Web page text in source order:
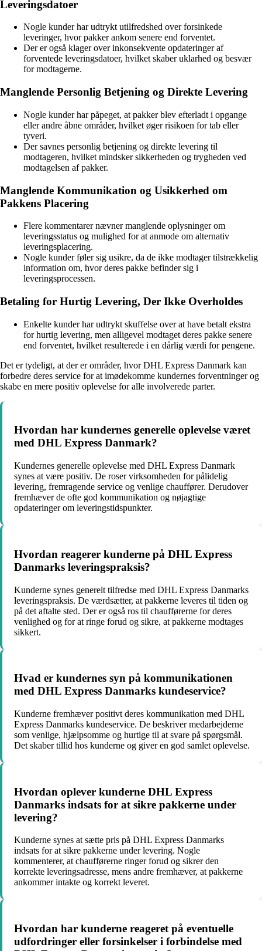
Leveringsdatoer
Nogle kunder har udtrykt utilfredshed over forsinkede
leveringer, hvor pakker ankom senere end forventet.
Der er også klager over inkonsekvente opdateringer af
forventede leveringsdatoer, hvilket skaber uklarhed og besvær
for modtagerne.
Manglende Personlig Betjening og Direkte Levering
Nogle kunder har påpeget, at pakker blev efterladt i opgange
eller andre åbne områder, hvilket øger risikoen for tab eller
tyveri.
Der savnes personlig betjening og direkte levering til
modtageren, hvilket mindsker sikkerheden og trygheden ved
modtagelsen af pakker.
Manglende Kommunikation og Usikkerhed om
Pakkens Placering
Flere kommentarer nævner manglende oplysninger om
leveringsstatus og mulighed for at anmode om alternativ
leveringsplacering.
Nogle kunder føler sig usikre, da de ikke modtager tilstrækkelig
information om, hvor deres pakke befinder sig i
leveringsprocessen.
Betaling for Hurtig Levering, Der Ikke Overholdes
Enkelte kunder har udtrykt skuffelse over at have betalt ekstra
for hurtig levering, men alligevel modtaget deres pakke senere
end forventet, hvilket resulterede i en dårlig værdi for pengene.
Det er tydeligt, at der er områder, hvor DHL Express Danmark kan
forbedre deres service for at imødekomme kundernes forventninger og
skabe en mere positiv oplevelse for alle involverede parter.
Hvordan har kundernes generelle oplevelse været
med DHL Express Danmark?
Kundernes generelle oplevelse med DHL Express Danmark
synes at være positiv. De roser virksomheden for pålidelig
levering, fremragende service og venlige chauffører. Derudover
fremhæver de ofte god kommunikation og nøjagtige
opdateringer om leveringstidspunkter.
Hvordan reagerer kunderne på DHL Express
Danmarks leveringspraksis?
Kunderne synes generelt tilfredse med DHL Express Danmarks
leveringspraksis. De værdsætter, at pakkerne leveres til tiden og
på det aftalte sted. Der er også ros til chaufførerne for deres
venlighed og for at ringe forud og sikre, at pakkerne modtages
sikkert.
Hvad er kundernes syn på kommunikationen
med DHL Express Danmarks kundeservice?
Kunderne fremhæver positivt deres kommunikation med DHL
Express Danmarks kundeservice. De beskriver medarbejderne
som venlige, hjælpsomme og hurtige til at svare på spørgsmål.
Det skaber tillid hos kunderne og giver en god samlet oplevelse.
Hvordan oplever kunderne DHL Express
Danmarks indsats for at sikre pakkerne under
levering?
Kunderne synes at sætte pris på DHL Express Danmarks
indsats for at sikre pakkerne under levering. Nogle
kommenterer, at chaufførerne ringer forud og sikrer den
korrekte leveringsadresse, mens andre fremhæver, at pakkerne
ankommer intakte og korrekt leveret.
Hvordan har kunderne reageret på eventuelle
udfordringer eller forsinkelser i forbindelse med